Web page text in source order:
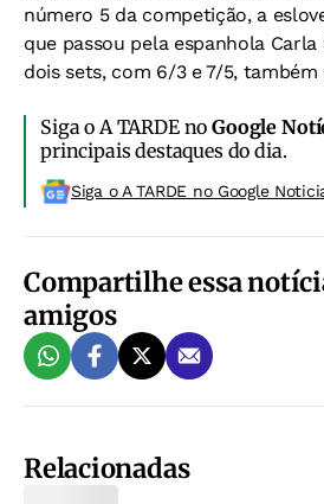
número 5 da competição, a
que passou pela espanhola
dois sets, com 6/3 e 7/5,
Siga o A TARDE noGoogle
principais destaques do dia.
Siga o A TARDE no Google
Compartilhe essa
amigos
Relacionadas